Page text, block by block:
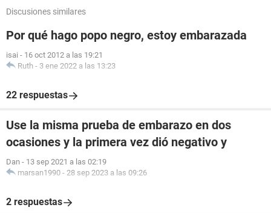
Discusiones similares
Por qué hago popo negro, estoy embarazada
isai - 16 oct 2012 a las 19:21
Ruth - 3 ene 2022 a las 13:23
22 respuestas
Use la misma prueba de embarazo en dos
ocasiones y la primera vez dió negativo y
Dan - 13 sep 2021 a las 02:19
marsan1990 - 28 sep 2023 a las 09:26
2 respuestas